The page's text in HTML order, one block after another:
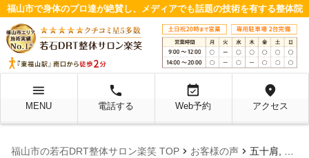
福山市で身体のプロ達が絶賛し、メディアでも話題の技術を有する整体院
menu
MENU
local_phone
電話する
event_available
Web予約
location_on
アクセス
福山市の若石DRT整体サロン楽笑 TOP chevron_right お客様の声 chevron_right 五十肩, 首の痛み, 女性